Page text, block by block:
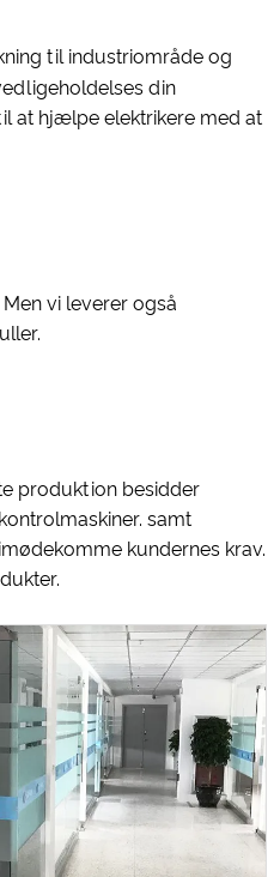
til industriområde og
din
at hjælpe elektrikere med at
vi leverer også
produktion besidder
samt
kundernes krav.